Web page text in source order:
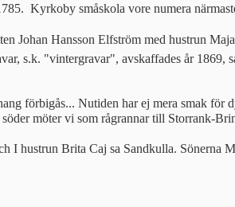
Kyrkoby småskola vore numera
Johan Hansson Elfström med hustrun
s.k. "vintergravar", avskaffades år 1869,
förbigås... Nutiden har ej mera smak för
möter vi som rågrannar till Storrank-
hustrun Brita Caj sa Sandkulla. Sönerna